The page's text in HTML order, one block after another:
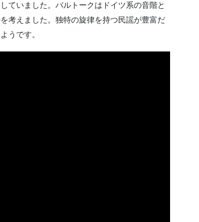
ていました。バルトークはドイツ系の音階と
考えました。独特の旋律を持つ民謡が豊富だ
うです。